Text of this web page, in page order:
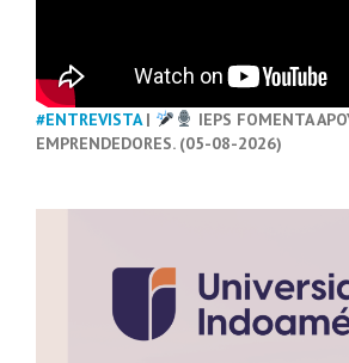
#ENTREVISTA|
IEPS FOMENTA
EMPRENDEDORES. (05-08-2026)